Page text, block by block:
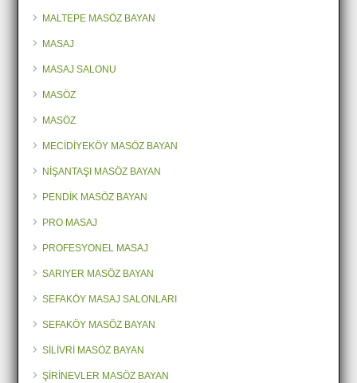
MALTEPE MASÖZ BAYAN
MASAJ
MASAJ SALONU
MASÖZ
MASÖZ
MECİDİYEKÖY MASÖZ BAYAN
NİŞANTAŞI MASÖZ BAYAN
PENDİK MASÖZ BAYAN
PRO MASAJ
PROFESYONEL MASAJ
SARIYER MASÖZ BAYAN
SEFAKÖY MASAJ SALONLARI
SEFAKÖY MASÖZ BAYAN
SİLİVRİ MASÖZ BAYAN
ŞİRİNEVLER MASÖZ BAYAN